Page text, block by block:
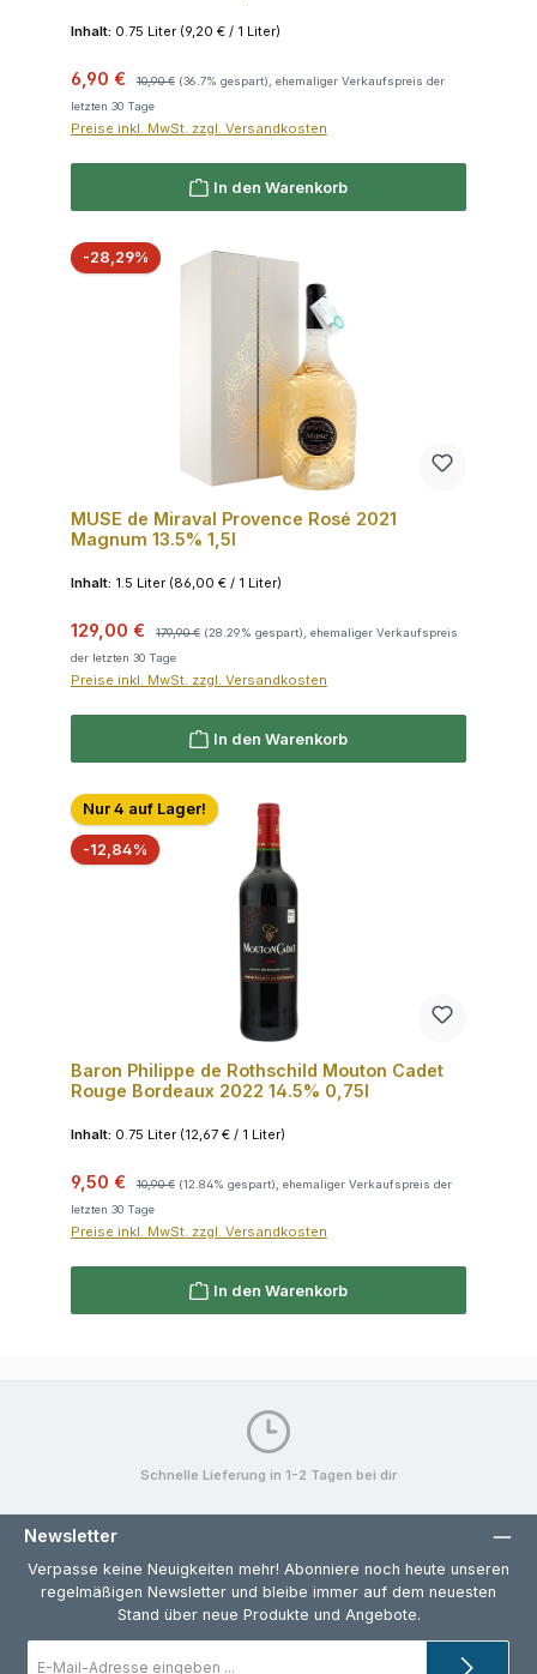
Inhalt: 0.75 Liter (9,20 € / 1 Liter)
Verkaufspreis:
6,90 € Regulärer Preis:
10,90 € (36.7% gespart), ehemaliger Verkaufspreis der
letzten 30 Tage
Preise inkl. MwSt. zzgl. Versandkosten
In den Warenkorb
-28,29%Rabatt
MUSE de Miraval Provence Rosé 2021
Magnum 13.5% 1,5l
Inhalt: 1.5 Liter (86,00 € / 1 Liter)
Verkaufspreis:
129,00 € Regulärer Preis:
179,90 € (28.29% gespart), ehemaliger Verkaufspreis
der letzten 30 Tage
Preise inkl. MwSt. zzgl. Versandkosten
In den Warenkorb
Nur 4 auf Lager!
-12,84%Rabatt
Baron Philippe de Rothschild Mouton Cadet
Rouge Bordeaux 2022 14.5% 0,75l
Inhalt: 0.75 Liter (12,67 € / 1 Liter)
Verkaufspreis:
9,50 € Regulärer Preis:
10,90 € (12.84% gespart), ehemaliger Verkaufspreis der
letzten 30 Tage
Preise inkl. MwSt. zzgl. Versandkosten
In den Warenkorb
Schnelle Lieferung in 1-2 Tagen bei dir
Newsletter
Verpasse keine Neuigkeiten mehr! Abonniere noch heute unseren
regelmäßigen Newsletter und bleibe immer auf dem neuesten
Stand über neue Produkte und Angebote.
Mail-